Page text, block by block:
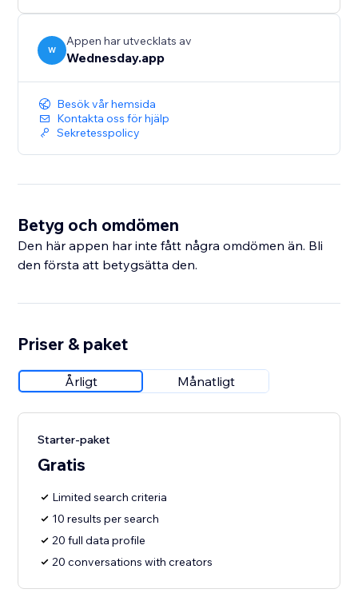
W
Appen har utvecklats av
Wednesday.app
Besök vår hemsida
Kontakta oss för hjälp
Sekretesspolicy
Betyg och omdömen
Den här appen har inte fått några omdömen än. Bli
den första att betygsätta den.
Priser & paket
Årligt Månatligt
Starter-paket
Gratis
Limited search criteria
10 results per search
20 full data profile
20 conversations with creators